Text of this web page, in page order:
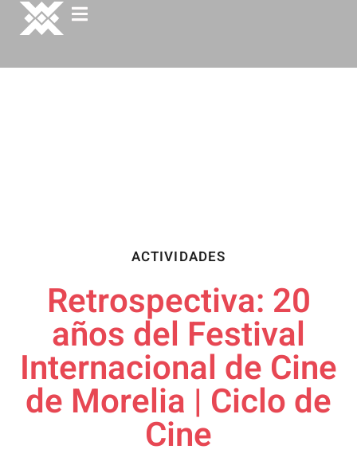
ACTIVIDADES
Retrospectiva: 20
años del Festival
Internacional de Cine
de Morelia | Ciclo de
Cine